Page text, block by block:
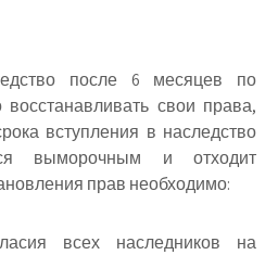
после 6 месяцев по
свои права,
вступления в наследство
выморочным и отходит
прав необходимо:
всех наследников на